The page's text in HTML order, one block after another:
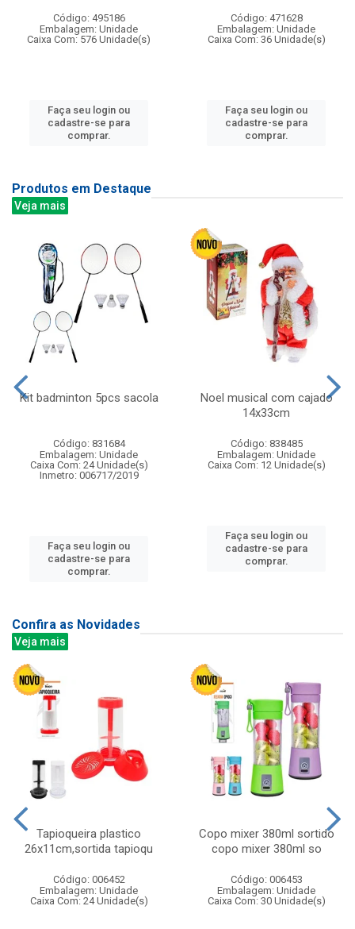
Código: 495186
Embalagem: Unidade
Caixa Com: 576 Unidade(s)
Faça seu login ou
cadastre-se para
comprar.
Código: 471628
Embalagem: Unidade
Caixa Com: 36 Unidade(s)
Faça seu login ou
cadastre-se para
comprar.
Produtos em Destaque
Veja mais
Kit badminton 5pcs sacola
Código: 831684
Embalagem: Unidade
Caixa Com: 24 Unidade(s)
Inmetro: 006717/2019
Faça seu login ou
cadastre-se para
comprar.
Noel musical com cajado
14x33cm
Código: 838485
Embalagem: Unidade
Caixa Com: 12 Unidade(s)
Faça seu login ou
cadastre-se para
comprar.
Confira as Novidades
Veja mais
Tapioqueira plastico
26x11cm,sortida tapioqu
Código: 006452
Embalagem: Unidade
Caixa Com: 24 Unidade(s)
Copo mixer 380ml sortido
copo mixer 380ml so
Código: 006453
Embalagem: Unidade
Caixa Com: 30 Unidade(s)